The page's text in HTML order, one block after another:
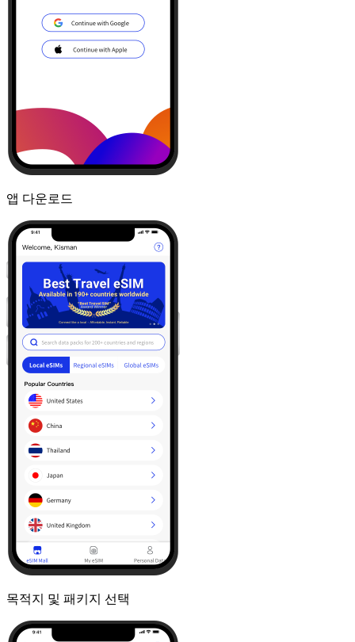
앱 다운로드
목적지 및 패키지 선택